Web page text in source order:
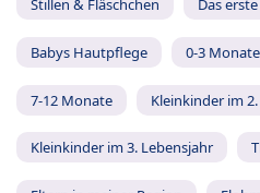
Stillen & Fläschchen Das
Babys Hautpflege 0-3 Monate
7-12 Monate Kleinkinder im
Kleinkinder im 3. Lebensjahr